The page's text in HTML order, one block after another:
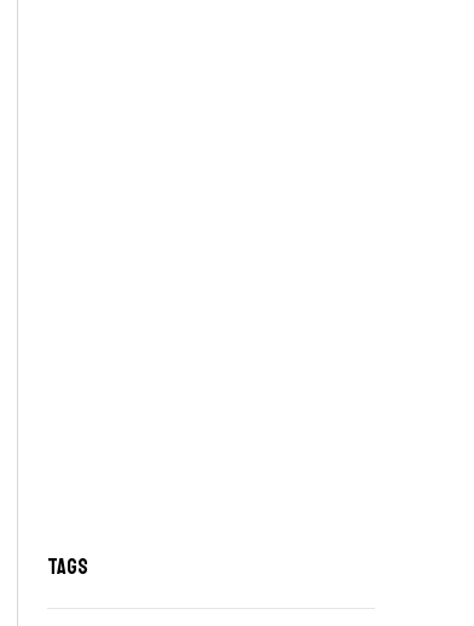
Tags